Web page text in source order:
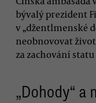
bývalý prezident
v „džentlmenské
neobnovovat
za zachování
„Dohody“ a